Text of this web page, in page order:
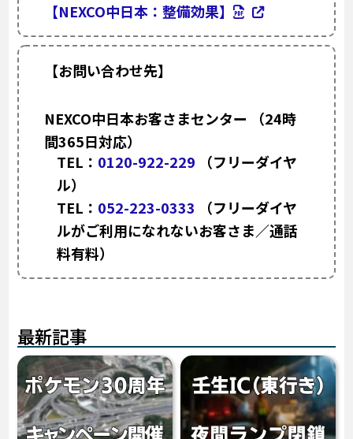
【NEXCO中日本：整備効果】
【お問い合わせ先】
NEXCO中日本お客さまセンター （24時
間365日対応）
TEL： 0120-922-229
（フリーダイヤ
ル）
TEL： 052-223-0333
（フリーダイヤ
ルがご利用になれないお客さま／通話
料有料）
最新記事